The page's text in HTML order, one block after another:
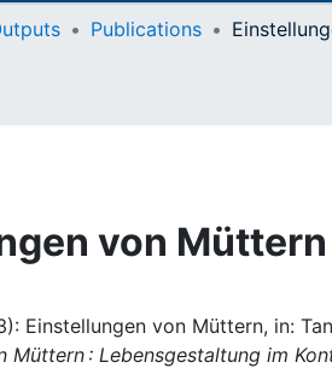
Publications
von Müttern
Einstellungen von Müttern, in:
Müttern : Lebensgestaltung im